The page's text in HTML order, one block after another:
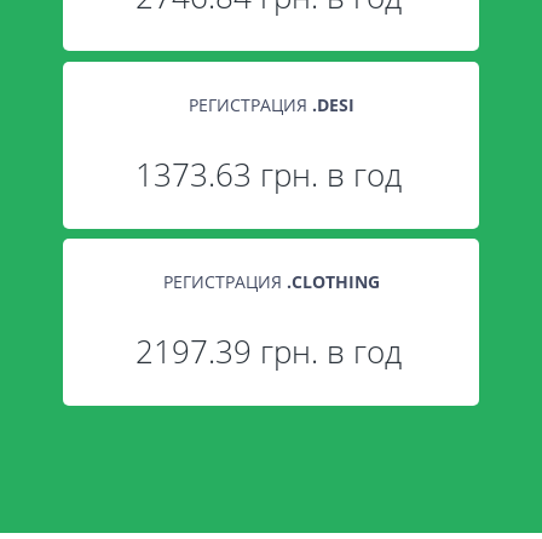
РЕГИСТРАЦИЯ .DESI
1373.63 грн. в год
РЕГИСТРАЦИЯ .CLOTHING
2197.39 грн. в год